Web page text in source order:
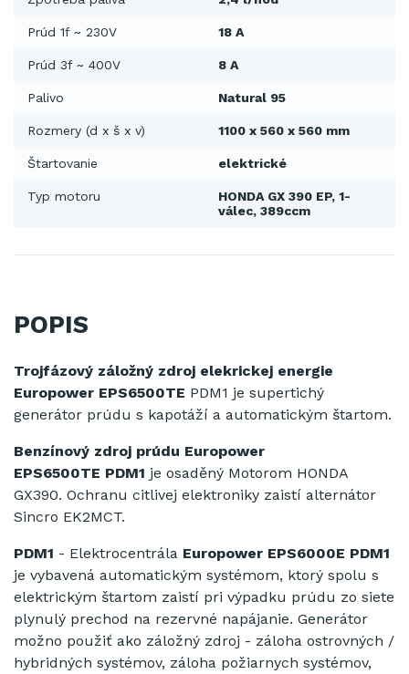
Prúd 1f ~ 230V 18 A
Prúd 3f ~ 400V 8 A
Palivo Natural 95
Rozmery (d x š x v) 1100 x 560 x 560 mm
Štartovanie elektrické
Typ motoru
HONDA GX 390 EP, 1-
válec, 389ccm
POPIS
Trojfázový záložný zdroj elekrickej energie
Europower EPS6500TE PDM1 je supertichý
generátor prúdu s kapotáží a automatickým štartom.
Benzínový zdroj prúdu Europower
EPS6500TE PDM1 je osaděný Motorom HONDA
GX390. Ochranu citlivej elektroniky zaistí alternátor
Sincro EK2MCT.
PDM1 - Elektrocentrála Europower EPS6000E PDM1
je vybavená automatickým systémom, ktorý spolu s
elektrickým štartom zaistí pri výpadku prúdu zo siete
plynulý prechod na rezervné napájanie. Generátor
možno použiť ako záložný zdroj - záloha ostrovných /
hybridných systémov, záloha požiarnych systémov,